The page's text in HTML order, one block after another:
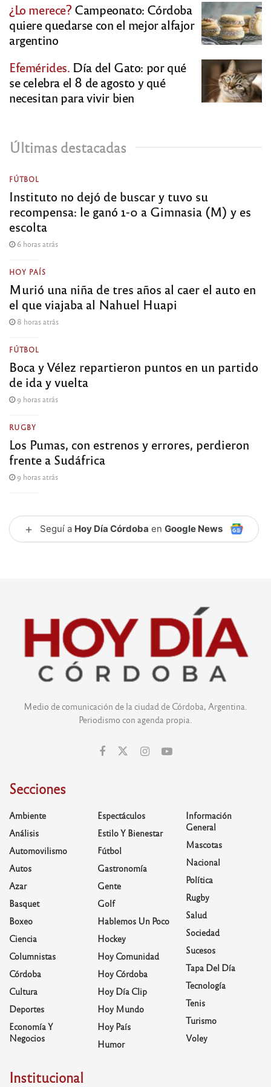
¿Lo merece?Campeonato: Córdoba
quiere quedarse con el mejor alfajor
argentino
Efemérides. Día del Gato: por qué
se celebra el 8 de agosto y qué
necesitan para vivir bien
Últimas destacadas
FÚTBOL
Instituto no dejó de buscar y tuvo su
recompensa: le ganó 1-0 a Gimnasia (M) y es
escolta
6 horas atrás
HOY PAÍS
Murió una niña de tres años al caer el auto en
el que viajaba al Nahuel Huapi
8 horas atrás
FÚTBOL
Boca y Vélez repartieron puntos en un partido
de ida y vuelta
9 horas atrás
RUGBY
Los Pumas, con estrenos y errores, perdieron
frente a Sudáfrica
9 horas atrás
+ Seguí a Hoy Día Córdoba en Google News
Medio de comunicación de la ciudad de Córdoba, Argentina.
Periodismo con agenda propia.
Secciones
Ambiente
Análisis
Automovilismo
Autos
Azar
Basquet
Boxeo
Ciencia
Columnistas
Córdoba
Cultura
Deportes
Economía Y
Negocios
Espectáculos
Estilo Y Bienestar
Fútbol
Gastronomía
Gente
Golf
Hablemos Un Poco
Hockey
Hoy Comunidad
Hoy Córdoba
Hoy Día Clip
Hoy Mundo
Hoy País
Humor
Información
General
Mascotas
Nacional
Política
Rugby
Salud
Sociedad
Sucesos
Tapa Del Día
Tecnología
Tenis
Turismo
Voley
Institucional